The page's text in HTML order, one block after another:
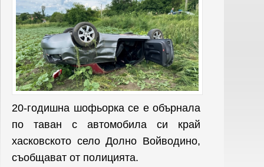
20-годишна шофьорка се е обърнала
по таван с автомобила си край
хасковското село Долно Войводино,
съобщават от полицията.